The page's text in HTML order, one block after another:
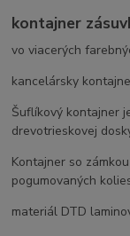
kontajner
vo viacerých
kancelársky
Šuflíkový kontajner
drevotrieskovej
Kontajner so
pogumovaných
materiál DTD